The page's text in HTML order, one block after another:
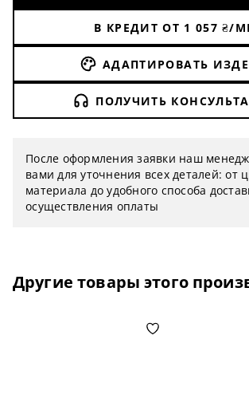
В КРЕДИТ ОТ 1 057 ₴/
АДАПТИРОВАТЬ
ПОЛУЧИТЬ
После оформления заявки наш
вами для уточнения всех деталей: от
материала до удобного способа
осуществления оплаты
Другие товары этого